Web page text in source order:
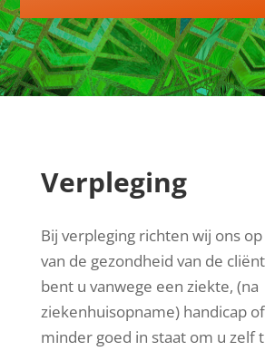
Verpleging
Bij verpleging richten wij ons
van de gezondheid van de
bent u vanwege een ziekte, (na
ziekenhuisopname) handicap
minder goed in staat om u zelf